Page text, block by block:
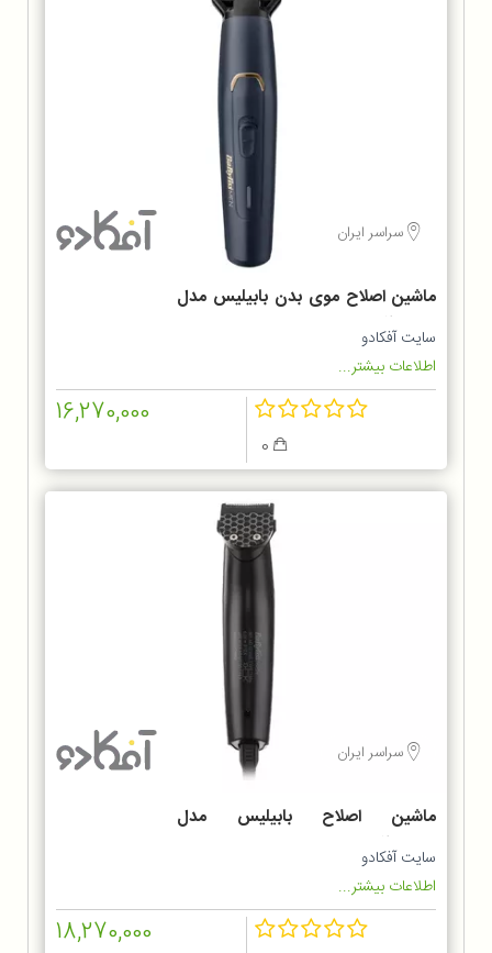
سراسر ایران
ماشین اصلاح موی بدن بابیلیس مدل
BG120SDE
سایت آفکادو
اطلاعات بیشتر...
16,270,000
سراسر ایران
ماشین اصلاح بابیلیس مدل
MT727SDE
سایت آفکادو
اطلاعات بیشتر...
18,270,000